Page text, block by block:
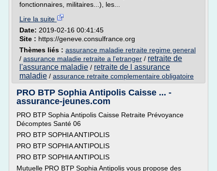
fonctionnaires, militaires...), les...
Lire la suite
Date: 2019-02-16 00:41:45
Site : https://geneve.consulfrance.org
Thèmes liés : assurance maladie retraite regime general
/ assurance maladie retraite a l'etranger / retraite de
l'assurance maladie / retraite de l assurance
maladie / assurance retraite complementaire obligatoire
PRO BTP Sophia Antipolis Caisse ... -
assurance-jeunes.com
PRO BTP Sophia Antipolis Caisse Retraite Prévoyance
Décomptes Santé 06
PRO BTP SOPHIA ANTIPOLIS
PRO BTP SOPHIA ANTIPOLIS
PRO BTP SOPHIA ANTIPOLIS
Mutuelle PRO BTP Sophia Antipolis vous propose des